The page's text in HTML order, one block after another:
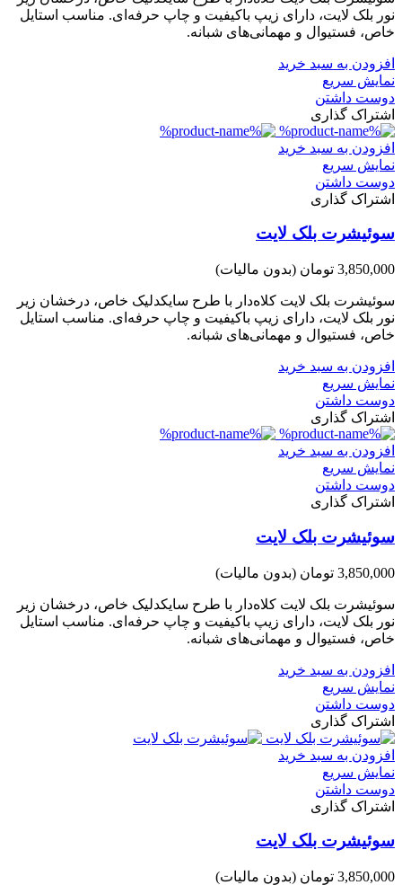
نور بلک لایت، دارای زیپ باکیفیت و چاپ حرفه‌ای. مناسب استایل
خاص، فستیوال و مهمانی‌های شبانه.
افزودن به سبد خرید
نمایش سریع
دوست داشتن
اشتراک گذاری
افزودن به سبد خرید
نمایش سریع
دوست داشتن
اشتراک گذاری
سوئیشرت بلک لایت
3,850,000 تومان (بدون مالیات)
سوئیشرت بلک لایت کلاه‌دار با طرح سایکدلیک خاص، درخشان زیر
نور بلک لایت، دارای زیپ باکیفیت و چاپ حرفه‌ای. مناسب استایل
خاص، فستیوال و مهمانی‌های شبانه.
افزودن به سبد خرید
نمایش سریع
دوست داشتن
اشتراک گذاری
افزودن به سبد خرید
نمایش سریع
دوست داشتن
اشتراک گذاری
سوئیشرت بلک لایت
3,850,000 تومان (بدون مالیات)
سوئیشرت بلک لایت کلاه‌دار با طرح سایکدلیک خاص، درخشان زیر
نور بلک لایت، دارای زیپ باکیفیت و چاپ حرفه‌ای. مناسب استایل
خاص، فستیوال و مهمانی‌های شبانه.
افزودن به سبد خرید
نمایش سریع
دوست داشتن
اشتراک گذاری
افزودن به سبد خرید
نمایش سریع
دوست داشتن
اشتراک گذاری
سوئیشرت بلک لایت
3,850,000 تومان (بدون مالیات)